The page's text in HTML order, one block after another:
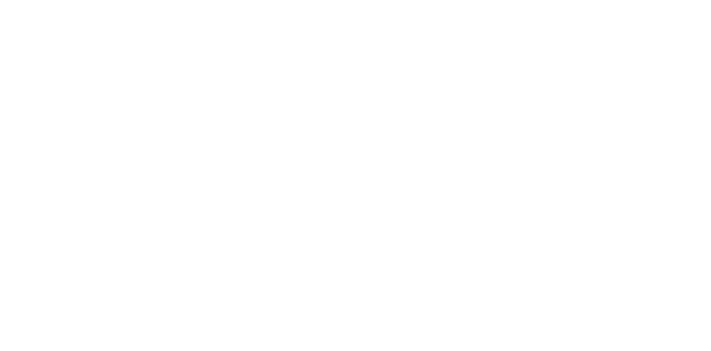
e respeitar sua